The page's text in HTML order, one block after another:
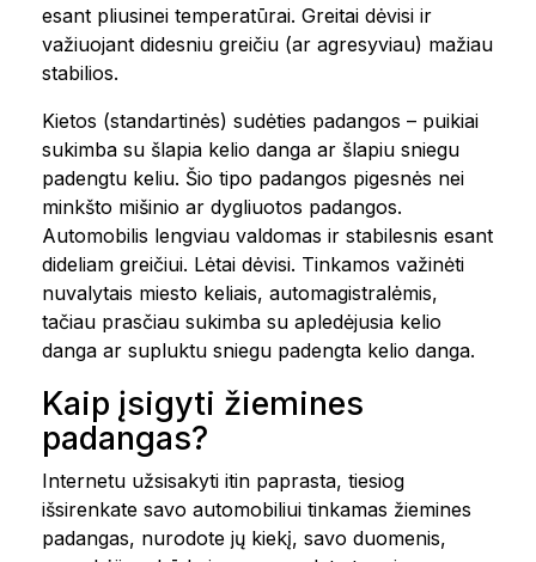
esant pliusinei temperatūrai. Greitai dėvisi ir
važiuojant didesniu greičiu (ar agresyviau) mažiau
stabilios.
Kietos (standartinės) sudėties padangos – puikiai
sukimba su šlapia kelio danga ar šlapiu sniegu
padengtu keliu. Šio tipo padangos pigesnės nei
minkšto mišinio ar dygliuotos padangos.
Automobilis lengviau valdomas ir stabilesnis esant
dideliam greičiui. Lėtai dėvisi. Tinkamos važinėti
nuvalytais miesto keliais, automagistralėmis,
tačiau prasčiau sukimba su apledėjusia kelio
danga ar supluktu sniegu padengta kelio danga.
Kaip įsigyti žiemines
padangas?
Internetu užsisakyti itin paprasta, tiesiog
išsirenkate savo automobiliui tinkamas žiemines
padangas, nurodote jų kiekį, savo duomenis,